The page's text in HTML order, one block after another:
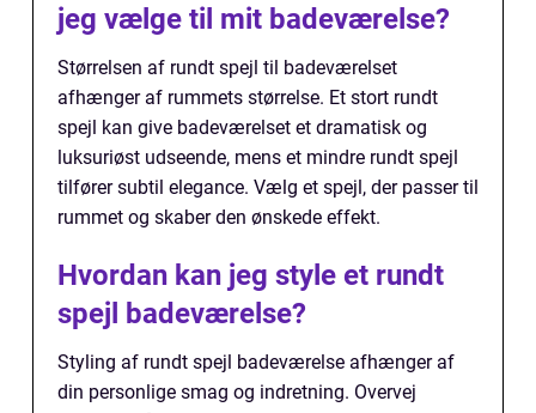
jeg vælge til mit badeværelse?
Størrelsen af rundt spejl til badeværelset
afhænger af rummets størrelse. Et stort rundt
spejl kan give badeværelset et dramatisk og
luksuriøst udseende, mens et mindre rundt spejl
tilfører subtil elegance. Vælg et spejl, der passer til
rummet og skaber den ønskede effekt.
Hvordan kan jeg style et rundt
spejl badeværelse?
Styling af rundt spejl badeværelse afhænger af
din personlige smag og indretning. Overvej